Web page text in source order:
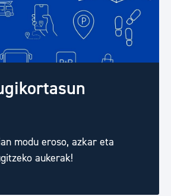
modu eroso, azkar eta
aukerak!